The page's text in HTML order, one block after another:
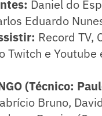
Daniel do
Eduardo
Record TV,
Twitch e Youtube
(Técnico:
Bruno,